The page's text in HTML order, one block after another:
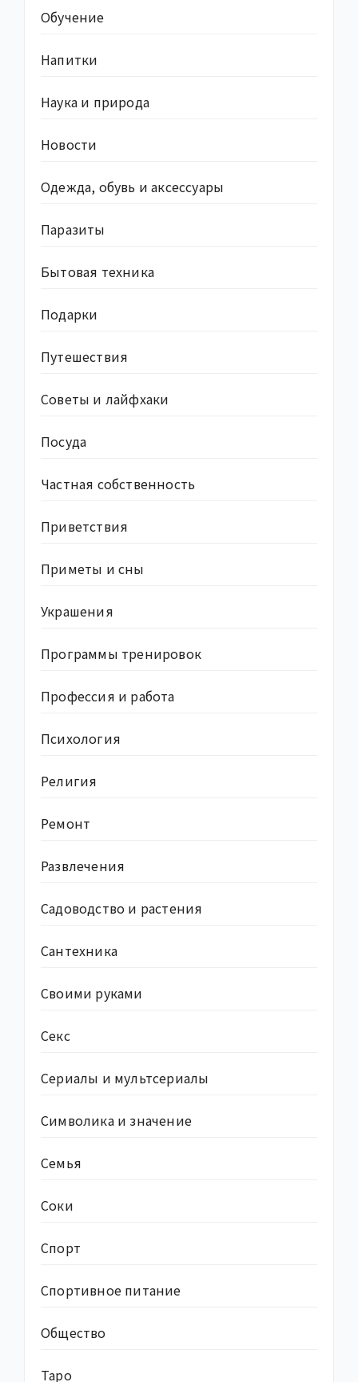
Обучение
Напитки
Наука и природа
Новости
Одежда, обувь и аксессуары
Паразиты
Бытовая техника
Подарки
Путешествия
Советы и лайфхаки
Посуда
Частная собственность
Приветствия
Приметы и сны
Украшения
Программы тренировок
Профессия и работа
Психология
Религия
Ремонт
Развлечения
Садоводство и растения
Сантехника
Своими руками
Секс
Сериалы и мультсериалы
Символика и значение
Семья
Соки
Спорт
Спортивное питание
Общество
Таро